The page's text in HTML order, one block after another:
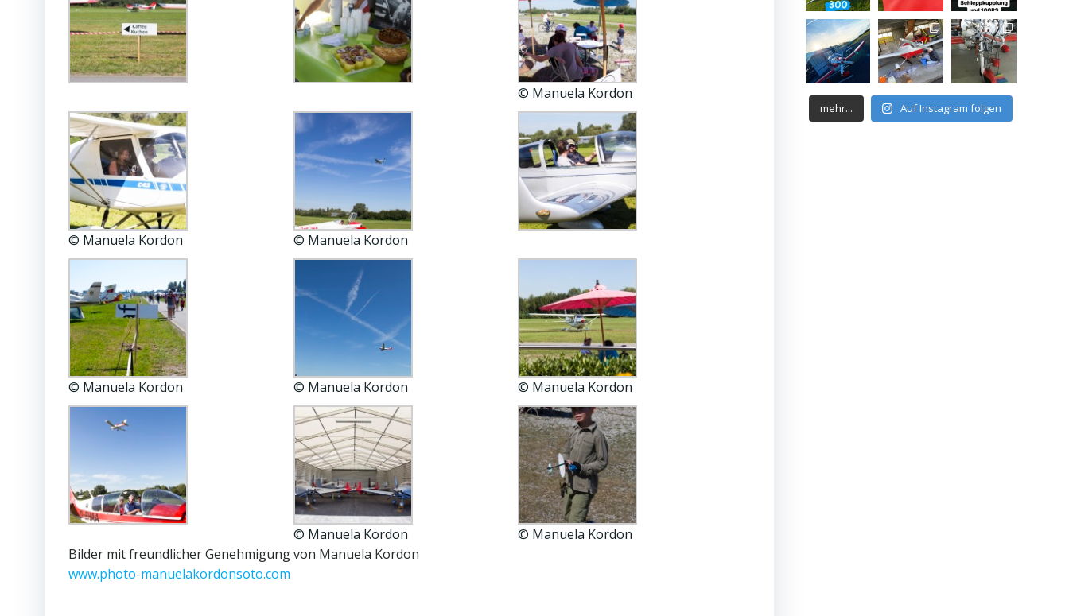
© Manuela Kordon
© Manuela Kordon © Manuela Kordon
© Manuela Kordon © Manuela Kordon © Manuela Kordon
© Manuela Kordon
© Manuela Kordon
Bilder mit freundlicher Genehmigung von Manuela Kordon
www.photo-manuelakordonsoto.com
mehr... Auf Instagram folgen